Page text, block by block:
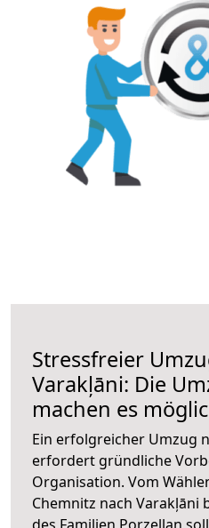
Stressfreier
Varakļāni: Die
machen es
Ein erfolgreicher Umzug
erfordert gründliche
Organisation. Vom
Chemnitz nach Varakļāni